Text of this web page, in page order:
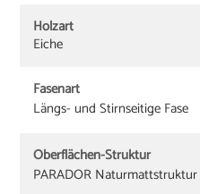
Holzart
Eiche
Fasenart
Längs- und Stirnseitige Fase
Oberflächen-Struktur
PARADOR Naturmattstruktur